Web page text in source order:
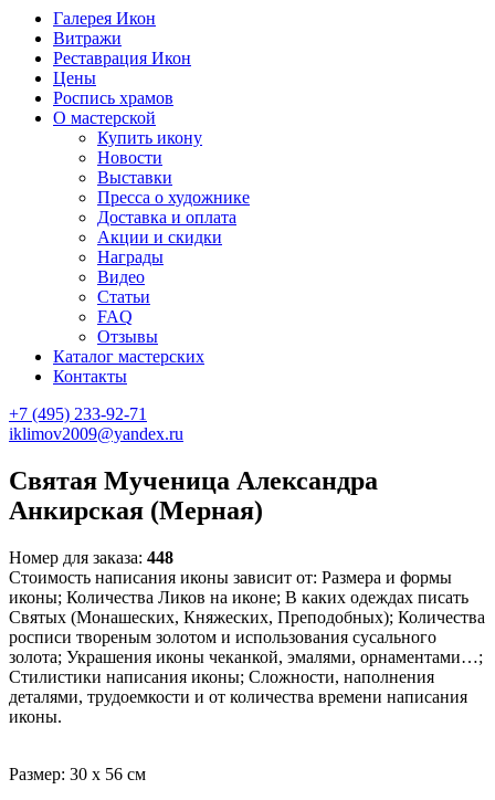
Галерея Икон
Витражи
Реставрация Икон
Цены
Роспись храмов
О мастерской
Купить икону
Новости
Выставки
Пресса о художнике
Доставка и оплата
Акции и скидки
Награды
Видео
Статьи
FAQ
Отзывы
Каталог мастерских
Контакты
+7 (495) 233-92-71
iklimov2009@yandex.ru
Святая Мученица Александра
Анкирская (Мерная)
Номер для заказа: 448
Стоимость написания иконы зависит от: Размера и формы
иконы; Количества Ликов на иконе; В каких одеждах писать
Святых (Монашеских, Княжеских, Преподобных); Количества
росписи твореным золотом и использования сусального
золота; Украшения иконы чеканкой, эмалями, орнаментами…;
Стилистики написания иконы; Сложности, наполнения
деталями, трудоемкости и от количества времени написания
иконы.
Размер: 30 х 56 см